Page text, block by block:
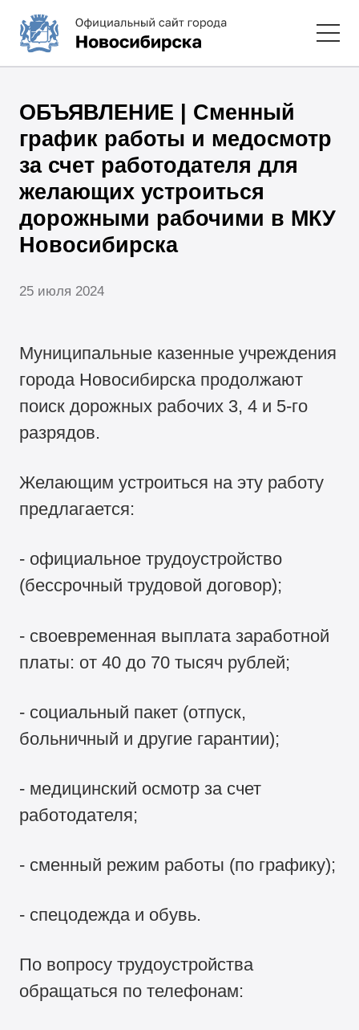
ОБЪЯВЛЕНИЕ | Сменный
график работы и медосмотр
за счет работодателя для
желающих устроиться
дорожными рабочими в МКУ
Новосибирска
25 июля 2024
Муниципальные казенные учреждения
города Новосибирска продолжают
поиск дорожных рабочих 3, 4 и 5-го
разрядов.
Желающим устроиться на эту работу
предлагается:
- официальное трудоустройство
(бессрочный трудовой договор);
- своевременная выплата заработной
платы: от 40 до 70 тысяч рублей;
- социальный пакет (отпуск,
больничный и другие гарантии);
- медицинский осмотр за счет
работодателя;
- сменный режим работы (по графику);
- спецодежда и обувь.
По вопросу трудоустройства
обращаться по телефонам: